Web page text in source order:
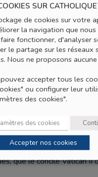
2022 à 17h30,
Gaston Roussel
célébrée
il participa activement la
plus sur le Chanoine
8 janvier à 17H30.
des
tous les dimanches (hors
de la paroisse de Saint-
chant légué par une
que le concile Vatican II
SUR
de cookies sur votre
la navigation que
fonctionner, d'analyser
le partage sur les réseaux
Nous ne proposons
accepter tous les
ou configurer leur
des cookies".
des cookies
Accepter nos cookies